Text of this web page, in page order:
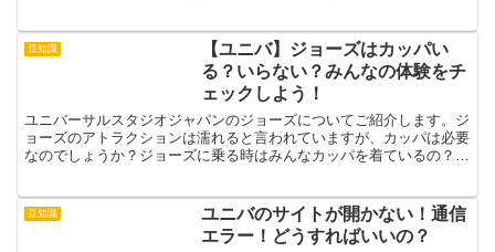
豆知識
【ユニバ】ジョーズはカッパい
る？いらない？みんなの体験をチ
ェックしよう！
ユニバーサルスタジオジャパンのジョーズについてご紹介します。ジ
ョーズのアトラクションは濡れると言われていますが、カッパは必要
なのでしょうか？ジョーズに乗る時はみんなカッパを着ているの？濡
豆知識
ユニバのサイトが開かない！通信
エラー！どうすればいいの？